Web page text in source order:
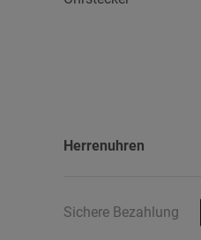
Herrenuhren
Sichere Bezahlung